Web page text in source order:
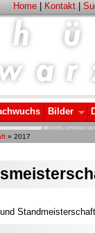
Home| Kontakt|
Bilder
» 2017